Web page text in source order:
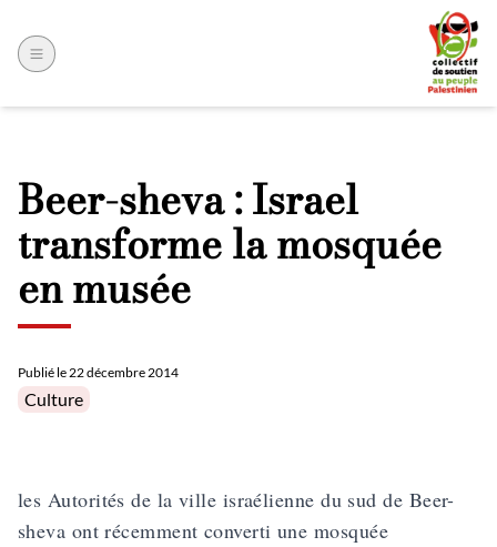
Beer-sheva : Israel
transforme la mosquée
en musée
Publié le22 décembre 2014
Posted in
Culture
les Autorités de la ville israélienne du sud de Beer-
sheva ont récemment converti une mosquée